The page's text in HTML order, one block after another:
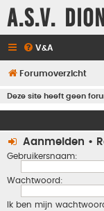
A.S.V.
V&A
Forumoverzicht
Deze site heeft geen
Aanmelden •
Gebruikersnaam:
Wachtwoord:
Ik ben mijn